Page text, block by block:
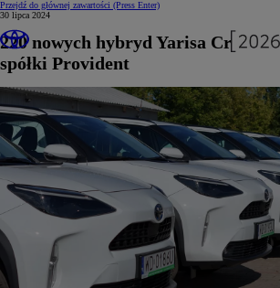
Przejdź do głównej zawartości (Press Enter)
30 lipca 2024
220 nowych hybryd Yarisa Cross
spółki Provident